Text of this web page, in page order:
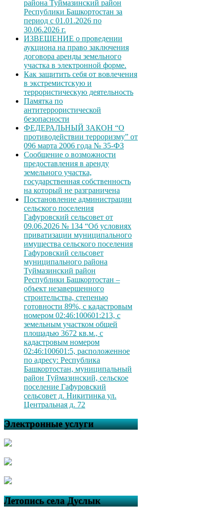
района Туймазинский район
Республики Башкортостан за
период с 01.01.2026 по
30.06.2026 г.
ИЗВЕЩЕНИЕ о проведении
аукциона на право заключения
договора аренды земельного
участка в электронной форме.
Как защитить себя от вовлечения
в экстремистскую и
террористическую деятельность
Памятка по
антитеррористической
безопасности
ФЕДЕРАЛЬНЫЙ ЗАКОН “О
противодействии терроризму” от
096 марта 2006 года № 35-ФЗ
Сообщение о возможности
предоставления в аренду
земельного участка,
государственная собственность
на который не разграничена
Постановление администрации
сельского поселения
Гафуровский сельсовет от
09.06.2026 № 134 “Об условиях
приватизации муниципального
имущества сельского поселения
Гафуровский сельсовет
муниципального района
Туймазинский район
Республики Башкортостан –
объект незавершенного
строительства, степенью
готовности 89%, с кадастровым
номером 02:46:100601:213, с
земельным участком общей
площадью 3672 кв.м., с
кадастровым номером
02:46:100601:5, расположенное
по адресу: Республика
Башкортостан, муниципальный
район Туймазинский, сельское
поселение Гафуровский
сельсовет д. Никитинка ул.
Центральная д. 72
Электронные услуги
Летопись села Дуслык